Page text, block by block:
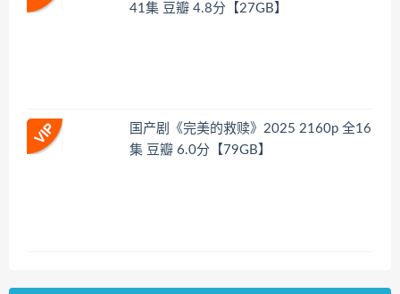
41集 豆瓣 4.8分【27GB】
国产剧《完美的救赎》2025 2160p 全16
集 豆瓣 6.0分【79GB】